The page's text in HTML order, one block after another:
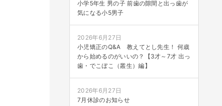
小学5年生 男の子 前歯の隙間と出っ歯が
気になる小5男子
2026年6月27日
小児矯正のQ&A 教えてとし先生！ 何歳
から始めるのがいいの？【3才～7才 出っ
歯・でこぼこ（叢生）編】
2026年6月27日
7月休診のお知らせ